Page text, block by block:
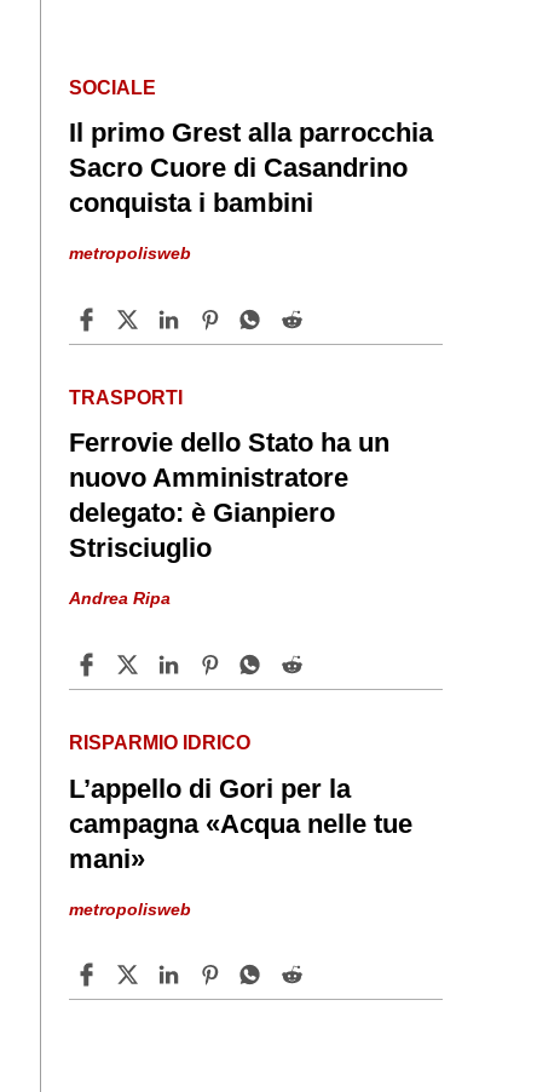
SOCIALE
Il primo Grest alla parrocchia
Sacro Cuore di Casandrino
conquista i bambini
metropolisweb
TRASPORTI
Ferrovie dello Stato ha un
nuovo Amministratore
delegato: è Gianpiero
Strisciuglio
Andrea Ripa
RISPARMIO IDRICO
L’appello di Gori per la
campagna «Acqua nelle tue
mani»
metropolisweb